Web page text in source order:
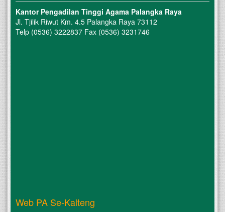
Kantor Pengadilan Tinggi Agama Palangka Raya
Jl. Tjilik Riwut Km. 4.5 Palangka Raya 73112
Telp (0536) 3222837 Fax (0536) 3231746
Web PA Se-Kalteng